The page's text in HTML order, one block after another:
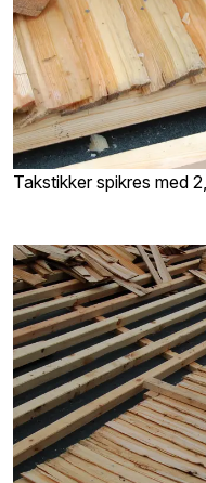
Takstikker spikres med